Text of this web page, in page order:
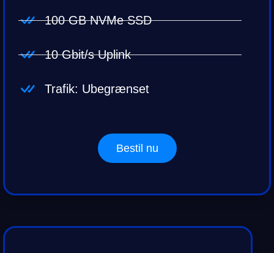
100 GB NVMe SSD
10 Gbit/s Uplink
Trafik: Ubegrænset
Bestil nu